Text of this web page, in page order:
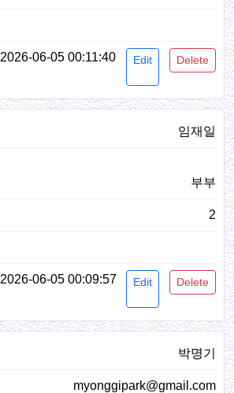
2026-06-05 00:11:40 Edit Delete
임재일
부부
2
2026-06-05 00:09:57 Edit Delete
박명기
myonggipark@gmail.com